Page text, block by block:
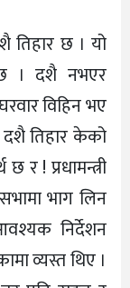
छ । यो
। दशै नभएर
विहिन भए
दशै तिहार केको
र ! प्रधामन्त्री
भाग लिन
निर्देशन
व्यस्त थिए ।